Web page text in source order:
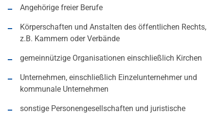
Angehörige freier Berufe
Körperschaften und Anstalten des öffentlichen Rechts,
z.B. Kammern oder Verbände
gemeinnützige Organisationen einschließlich Kirchen
Unternehmen, einschließlich Einzelunternehmer und
kommunale Unternehmen
sonstige Personengesellschaften und juristische